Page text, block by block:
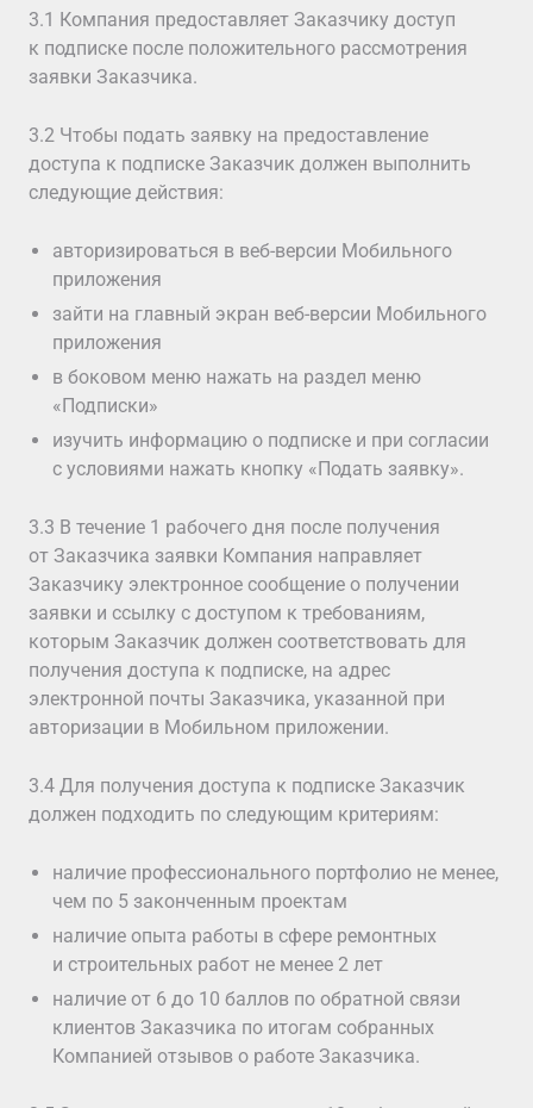
3.1 Компания предоставляет Заказчику доступ
к подписке после положительного рассмотрения
заявки Заказчика.
3.2 Чтобы подать заявку на предоставление
доступа к подписке Заказчик должен выполнить
следующие действия:
авторизироваться в веб-версии Мобильного
приложения
зайти на главный экран веб-версии Мобильного
приложения
в боковом меню нажать на раздел меню
«Подписки»
изучить информацию о подписке и при согласии
с условиями нажать кнопку «Подать заявку».
3.3 В течение 1 рабочего дня после получения
от Заказчика заявки Компания направляет
Заказчику электронное сообщение о получении
заявки и ссылку с доступом к требованиям,
которым Заказчик должен соответствовать для
получения доступа к подписке, на адрес
электронной почты Заказчика, указанной при
авторизации в Мобильном приложении.
3.4 Для получения доступа к подписке Заказчик
должен подходить по следующим критериям:
наличие профессионального портфолио не менее,
чем по 5 законченным проектам
наличие опыта работы в сфере ремонтных
и строительных работ не менее 2 лет
наличие от 6 до 10 баллов по обратной связи
клиентов Заказчика по итогам собранных
Компанией отзывов о работе Заказчика.